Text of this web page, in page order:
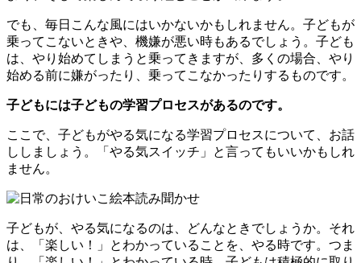
でも、毎日こんな風にはいかないかもしれません。子どもが
乗ってこないときや、機嫌が悪い時もあるでしょう。子ども
は、やり始めてしまうと乗ってきますが、多くの場合、やり
始める前に嫌がったり、乗ってこなかったりするものです。
子どもには子どもの学習プロセスがあるのです。
ここで、子どもがやる気になる学習プロセスについて、お話
ししましょう。「やる気スイッチ」と言ってもいいかもしれ
ません。
子どもが、やる気になるのは、どんなときでしょうか。それ
は、「楽しい！」とわかっていることを、やる時です。つま